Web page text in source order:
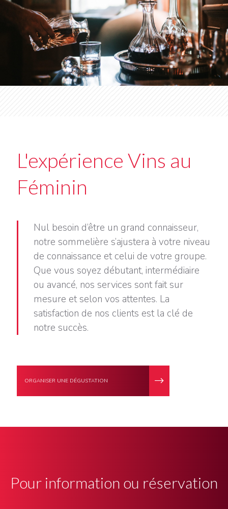
L'expérience Vins au
Féminin
Nul besoin d’être un grand connaisseur,
notre sommelière s’ajustera à votre niveau
de connaissance et celui de votre groupe.
Que vous soyez débutant, intermédiaire
ou avancé, nos services sont fait sur
mesure et selon vos attentes. La
satisfaction de nos clients est la clé de
notre succès.
ORGANISER UNE DÉGUSTATION
Pour information ou réservation